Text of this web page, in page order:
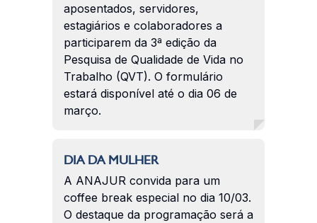
aposentados, servidores,
estagiários e colaboradores a
participarem da 3ª edição da
Pesquisa de Qualidade de Vida no
Trabalho (QVT). O formulário
estará disponível até o dia 06 de
março.
DIA DA MULHER
A ANAJUR convida para um
coffee break especial no dia 10/03.
O destaque da programação será a